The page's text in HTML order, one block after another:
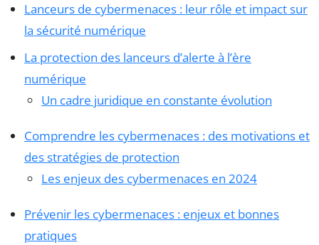
Lanceurs de cybermenaces : leur rôle et impact sur
la sécurité numérique
La protection des lanceurs d’alerte à l’ère
numérique
Un cadre juridique en constante évolution
Comprendre les cybermenaces : des motivations et
des stratégies de protection
Les enjeux des cybermenaces en 2024
Prévenir les cybermenaces : enjeux et bonnes
pratiques